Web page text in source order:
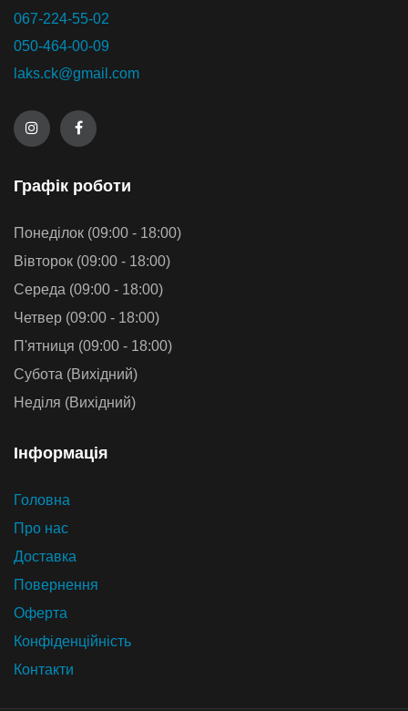
067-224-55-02
050-464-00-09
laks.ck@gmail.com
Графiк роботи
Понеділок (09:00 - 18:00)
Вівторок (09:00 - 18:00)
Середа (09:00 - 18:00)
Четвер (09:00 - 18:00)
П'ятниця (09:00 - 18:00)
Субота (Вихідний)
Неділя (Вихідний)
Iнформацiя
Головна
Про нас
Доставка
Повернення
Оферта
Конфіденційність
Контакти